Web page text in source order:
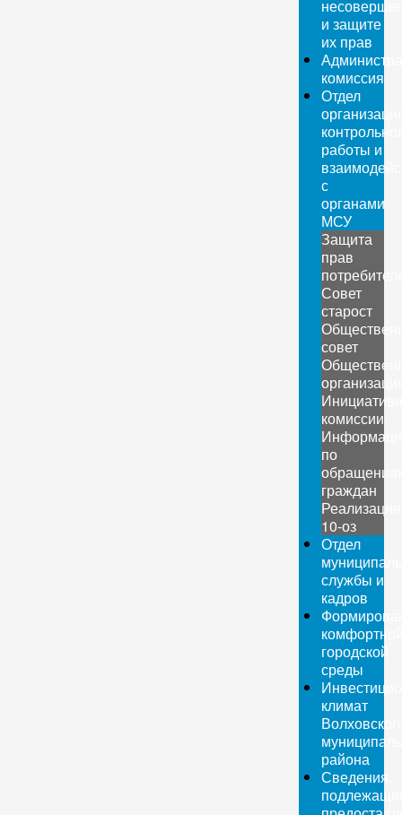
и защите
их прав
комиссия
Отдел
работы и
с
органами
МСУ
Защита
прав
Совет
старост
совет
комиссии
по
граждан
Реализация
10-оз
Отдел
службы и
кадров
городской
среды
климат
района
Сведения,